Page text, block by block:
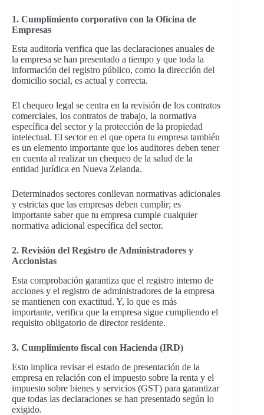
1. Cumplimiento corporativo con la Oficina de
Empresas
Esta auditoría verifica que las declaraciones anuales de
la empresa se han presentado a tiempo y que toda la
información del registro público, como la dirección del
domicilio social, es actual y correcta.
El chequeo legal se centra en la revisión de los contratos
comerciales, los contratos de trabajo, la normativa
específica del sector y la protección de la propiedad
intelectual. El sector en el que opera tu empresa también
es un elemento importante que los auditores deben tener
en cuenta al realizar un chequeo de la salud de la
entidad jurídica en Nueva Zelanda.
Determinados sectores conllevan normativas adicionales
y estrictas que las empresas deben cumplir; es
importante saber que tu empresa cumple cualquier
normativa adicional específica del sector.
2. Revisión del Registro de Administradores y
Accionistas
Esta comprobación garantiza que el registro interno de
acciones y el registro de administradores de la empresa
se mantienen con exactitud. Y, lo que es más
importante, verifica que la empresa sigue cumpliendo el
requisito obligatorio de director residente.
3. Cumplimiento fiscal con Hacienda (IRD)
Esto implica revisar el estado de presentación de la
empresa en relación con el impuesto sobre la renta y el
impuesto sobre bienes y servicios (GST) para garantizar
que todas las declaraciones se han presentado según lo
exigido.